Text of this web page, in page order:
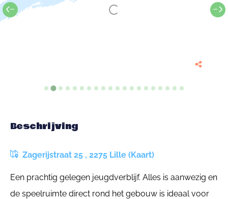
Beschrijving
Zagerijstraat 25 , 2275 Lille (Kaart)
Een prachtig gelegen jeugdverblijf. Alles is aanwezig en
de speelruimte direct rond het gebouw is ideaal voor